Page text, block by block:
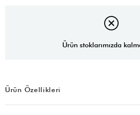
Ürün stoklarımızda
Ürün Özellikleri